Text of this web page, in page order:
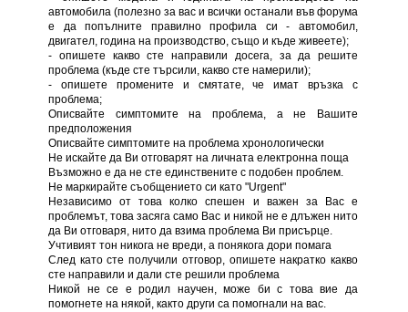
автомобила (полезно за вас и всички останали във форума
е да попълните правилно профила си - автомобил,
двигател, година на производство, също и къде живеете);
- опишете какво сте направили досега, за да решите
проблема (къде сте търсили, какво сте намерили);
- опишете промените и смятате, че имат връзка с
проблема;
Описвайте симптомите на проблема, а не Вашите
предположения
Описвайте симптомите на проблема хронологически
Не искайте да Ви отговарят на личната електронна поща
Възможно е да не сте единствените с подобен проблем.
Не маркирайте съобщението си като "Urgent"
Независимо от това колко спешен и важен за Вас е
проблемът, това засяга само Вас и никой не е длъжен нито
да Ви отговаря, нито да взима проблема Ви присърце.
Учтивият тон никога не вреди, а понякога дори помага
След като сте получили отговор, опишете накратко какво
сте направили и дали сте решили проблема
Никой не се е родил научен, може би с това вие да
помогнете на някой, както други са помогнали на вас.